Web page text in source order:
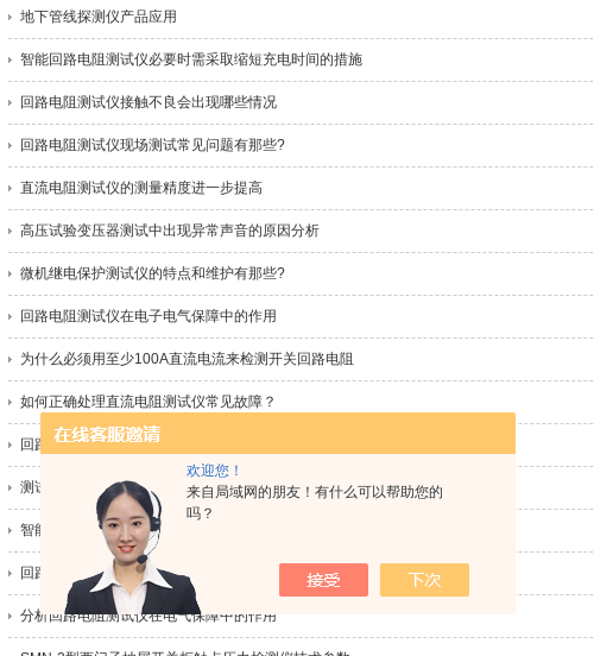
欢迎您！
来自局域网的朋友！有什么可以帮助您的
吗？
地下管线探测仪产品应用
智能回路电阻测试仪必要时需采取缩短充电时间的措施
回路电阻测试仪接触不良会出现哪些情况
回路电阻测试仪现场测试常见问题有那些?
直流电阻测试仪的测量精度进一步提高
高压试验变压器测试中出现异常声音的原因分析
微机继电保护测试仪的特点和维护有那些?
回路电阻测试仪在电子电气保障中的作用
为什么必须用至少100A直流电流来检测开关回路电阻
如何正确处理直流电阻测试仪常见故障？
回路电阻测试仪是电气设备交接和预防性试验的必测项目
测试仪的6点常见注意事项必须要知道哦
智能回路电阻测试仪为科学的数据护航
回路电阻测试仪故障原因及解决方案
分析回路电阻测试仪在电气保障中的作用